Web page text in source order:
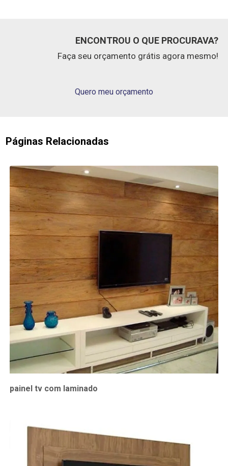
ENCONTROU O QUE PROCURAVA?
Faça seu orçamento grátis agora mesmo!
Quero meu orçamento
Páginas Relacionadas
painel tv com laminado